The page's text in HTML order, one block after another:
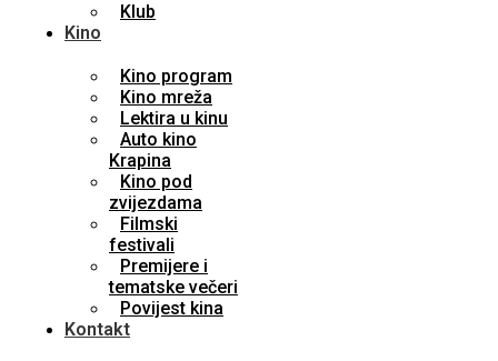
Klub
Kino
Kino program
Kino mreža
Lektira u kinu
Auto kino
Krapina
Kino pod
zvijezdama
Filmski
festivali
Premijere i
tematske večeri
Povijest kina
Kontakt